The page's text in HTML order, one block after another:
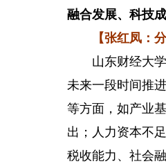
融合发展、科技
【张红凤：分
山东财经大学
未来一段时间推
等方面，如产业
出；人力资本不
税收能力、社会